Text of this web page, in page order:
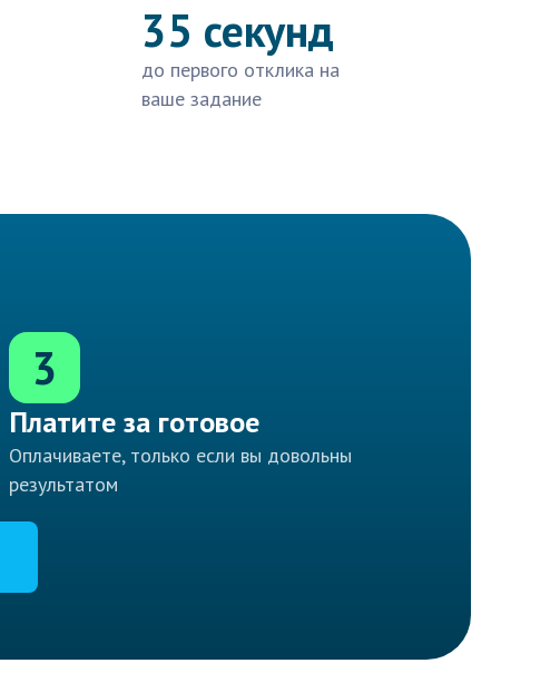
35 секунд
до первого отклика на
ваше задание
3
Платите за готовое
Оплачиваете, только если вы довольны
результатом